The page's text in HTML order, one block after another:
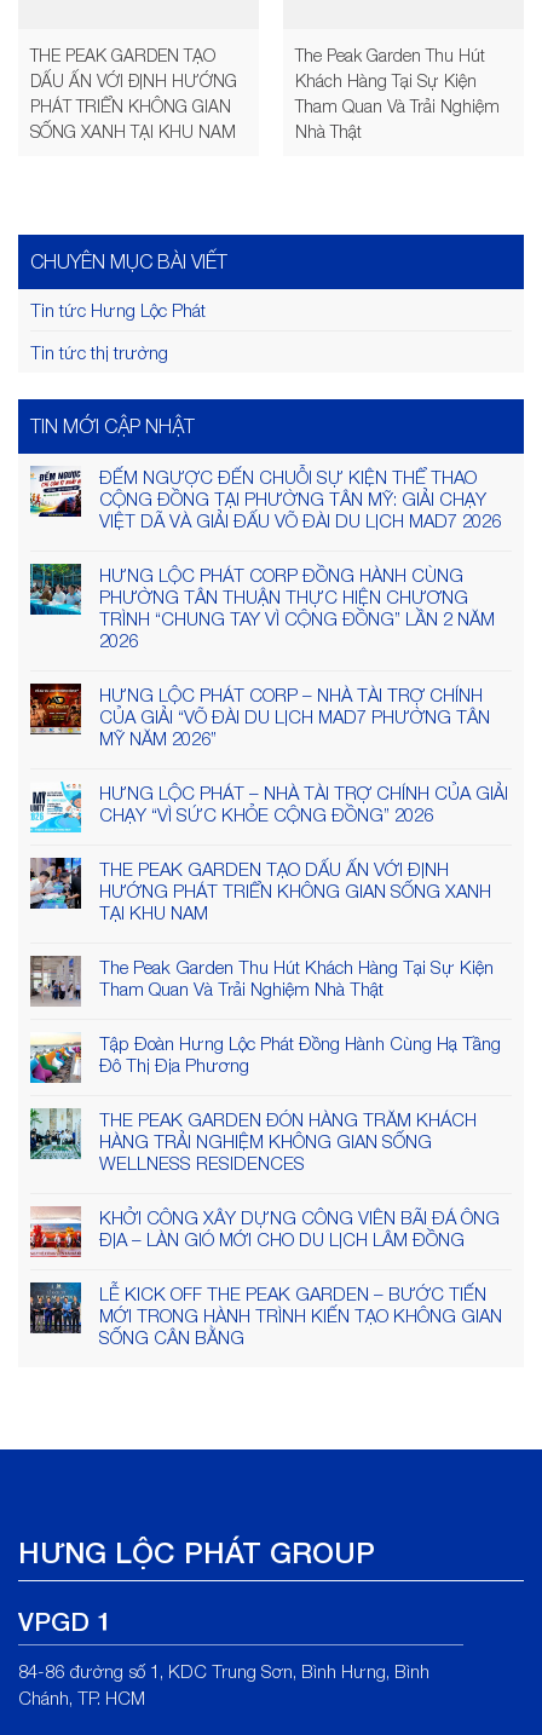
THE PEAK GARDEN TẠO
DẤU ẤN VỚI ĐỊNH HƯỚNG
PHÁT TRIỂN KHÔNG GIAN
SỐNG XANH TẠI KHU NAM
The Peak Garden Thu Hút
Khách Hàng Tại Sự Kiện
Tham Quan Và Trải Nghiệm
Nhà Thật
CHUYÊN MỤC BÀI VIẾT
Tin tức Hưng Lộc Phát
Tin tức thị trường
TIN MỚI CẬP NHẬT
ĐẾM NGƯỢC ĐẾN CHUỖI SỰ KIỆN THỂ THAO
CỘNG ĐỒNG TẠI PHƯỜNG TÂN MỸ: GIẢI CHẠY
VIỆT DÃ VÀ GIẢI ĐẤU VÕ ĐÀI DU LỊCH MAD7 2026
HƯNG LỘC PHÁT CORP ĐỒNG HÀNH CÙNG
PHƯỜNG TÂN THUẬN THỰC HIỆN CHƯƠNG
TRÌNH “CHUNG TAY VÌ CỘNG ĐỒNG” LẦN 2 NĂM
2026
HƯNG LỘC PHÁT CORP – NHÀ TÀI TRỢ CHÍNH
CỦA GIẢI “VÕ ĐÀI DU LỊCH MAD7 PHƯỜNG TÂN
MỸ NĂM 2026”
HƯNG LỘC PHÁT – NHÀ TÀI TRỢ CHÍNH CỦA GIẢI
CHẠY “VÌ SỨC KHỎE CỘNG ĐỒNG” 2026
THE PEAK GARDEN TẠO DẤU ẤN VỚI ĐỊNH
HƯỚNG PHÁT TRIỂN KHÔNG GIAN SỐNG XANH
TẠI KHU NAM
The Peak Garden Thu Hút Khách Hàng Tại Sự Kiện
Tham Quan Và Trải Nghiệm Nhà Thật
Tập Đoàn Hưng Lộc Phát Đồng Hành Cùng Hạ Tầng
Đô Thị Địa Phương
THE PEAK GARDEN ĐÓN HÀNG TRĂM KHÁCH
HÀNG TRẢI NGHIỆM KHÔNG GIAN SỐNG
WELLNESS RESIDENCES
KHỞI CÔNG XÂY DỰNG CÔNG VIÊN BÃI ĐÁ ÔNG
ĐỊA – LÀN GIÓ MỚI CHO DU LỊCH LÂM ĐỒNG
LỄ KICK OFF THE PEAK GARDEN – BƯỚC TIẾN
MỚI TRONG HÀNH TRÌNH KIẾN TẠO KHÔNG GIAN
SỐNG CÂN BẰNG
HƯNG LỘC PHÁT GROUP
VPGD 1
84-86 đường số 1, KDC Trung Sơn, Bình Hưng, Bình
Chánh, TP. HCM